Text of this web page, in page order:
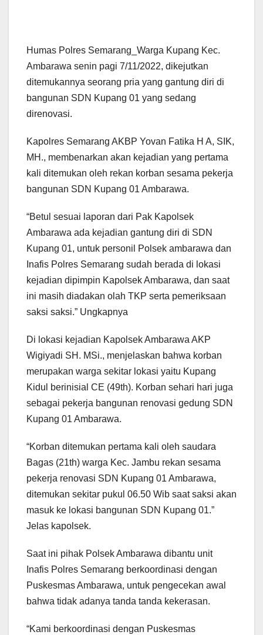
Humas Polres Semarang_Warga Kupang Kec.
Ambarawa senin pagi 7/11/2022, dikejutkan
ditemukannya seorang pria yang gantung diri di
bangunan SDN Kupang 01 yang sedang
direnovasi.
Kapolres Semarang AKBP Yovan Fatika H A, SIK,
MH., membenarkan akan kejadian yang pertama
kali ditemukan oleh rekan korban sesama pekerja
bangunan SDN Kupang 01 Ambarawa.
“Betul sesuai laporan dari Pak Kapolsek
Ambarawa ada kejadian gantung diri di SDN
Kupang 01, untuk personil Polsek ambarawa dan
Inafis Polres Semarang sudah berada di lokasi
kejadian dipimpin Kapolsek Ambarawa, dan saat
ini masih diadakan olah TKP serta pemeriksaan
saksi saksi.” Ungkapnya
Di lokasi kejadian Kapolsek Ambarawa AKP
Wigiyadi SH. MSi., menjelaskan bahwa korban
merupakan warga sekitar lokasi yaitu Kupang
Kidul berinisial CE (49th). Korban sehari hari juga
sebagai pekerja bangunan renovasi gedung SDN
Kupang 01 Ambarawa.
“Korban ditemukan pertama kali oleh saudara
Bagas (21th) warga Kec. Jambu rekan sesama
pekerja renovasi SDN Kupang 01 Ambarawa,
ditemukan sekitar pukul 06.50 Wib saat saksi akan
masuk ke lokasi bangunan SDN Kupang 01.”
Jelas kapolsek.
Saat ini pihak Polsek Ambarawa dibantu unit
Inafis Polres Semarang berkoordinasi dengan
Puskesmas Ambarawa, untuk pengecekan awal
bahwa tidak adanya tanda tanda kekerasan.
“Kami berkoordinasi dengan Puskesmas